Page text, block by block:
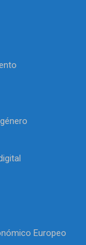
Europeo